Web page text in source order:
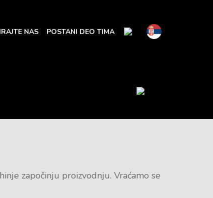
NAS POSTANI DEO TIMA
započinju proizvodnju. Vraćamo se